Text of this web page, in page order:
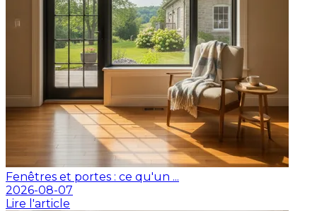
Fenêtres et portes : ce qu'un ...
2026-08-07
Lire l'article